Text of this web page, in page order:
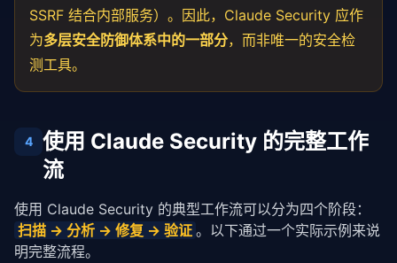
SSRF 结合内部服务）。因此，Claude Security 应作
为多层安全防御体系中的一部分，而非唯一的安全检
测工具。
4
使用 Claude Security 的完整工作
流
使用 Claude Security 的典型工作流可以分为四个阶段：
扫描 → 分析 → 修复 → 验证 。以下通过一个实际示例来说
明完整流程。